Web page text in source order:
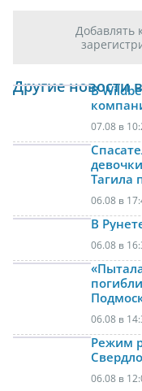
Добавлять
Другие новости
В
07.08 в
Тагила
06.08 в
В
06.08 в
06.08 в
Режим
06.08 в